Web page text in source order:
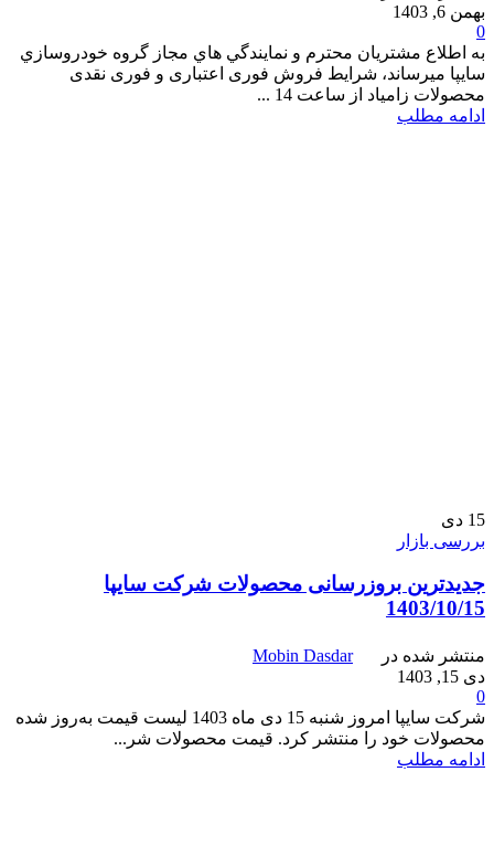
بهمن 6, 1403
0
به اطلاع مشتریان محترم و نمايندگي هاي مجاز گروه خودروسازي
سايپا ميرساند، شرايط فروش فوری اعتباری و فوری نقدی
محصولات زامیاد از ساعت 14 ...
ادامه مطلب
15 دی
بررسی بازار
جدیدترین بروزرسانی محصولات شرکت سایپا
1403/10/15
منتشر شده در
Mobin Dasdar
دی 15, 1403
0
شرکت سایپا امروز شنبه 15 دی ماه 1403 لیست قیمت به‌روز شده
محصولات خود را منتشر کرد. قیمت محصولات شر...
ادامه مطلب